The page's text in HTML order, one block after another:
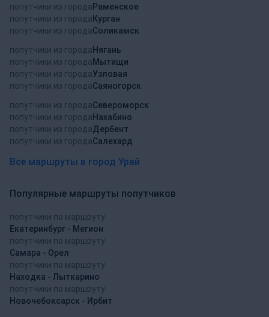
попутчики из города Раменское
попутчики из города Курган
попутчики из городаСоликамск
попутчики из города Нягань
попутчики из города Мытищи
попутчики из городаУзловая
попутчики из городаСаяногорск
попутчики из городаСевероморск
попутчики из города Нахабино
попутчики из городаДербент
попутчики из городаСалехард
Все маршруты в город Урай
Популярные маршруты попутчиков
попутчики по маршруту
Екатеринбург - Мегион
попутчики по маршруту
Самара - Орел
попутчики по маршруту
Находка - Лыткарино
попутчики по маршруту
Новочебоксарск - Ирбит